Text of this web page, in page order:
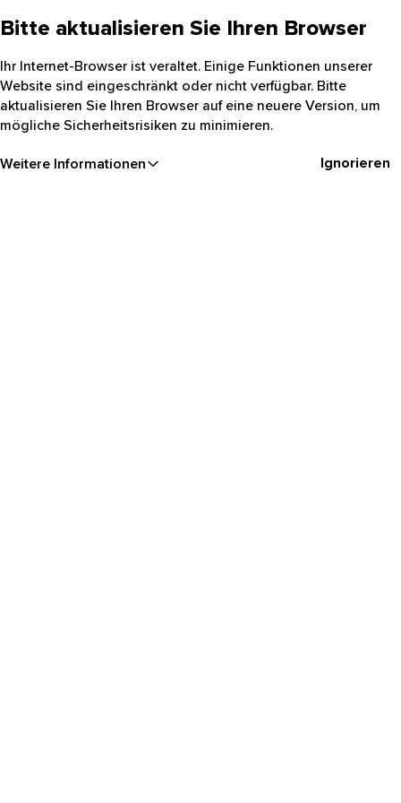
Bitte aktualisieren Sie Ihren Browser
Ihr Internet-Browser ist veraltet. Einige Funktionen unserer
Website sind eingeschränkt oder nicht verfügbar. Bitte
aktualisieren Sie Ihren Browser auf eine neuere Version, um
mögliche Sicherheitsrisiken zu minimieren.
Weitere Informationen Ignorieren